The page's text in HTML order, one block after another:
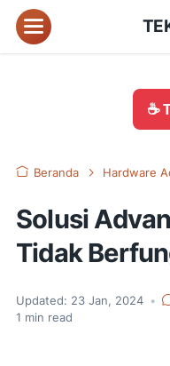
☕
Beranda Hardware
Solusi
Tidak
Updated: 23 Jan, 2024 •
1 min read